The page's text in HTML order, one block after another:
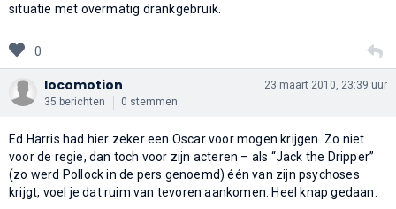
situatie met overmatig drankgebruik.
0
locomotion
35 berichten 0 stemmen
23 maart 2010, 23:39 uur
Ed Harris had hier zeker een Oscar voor mogen krijgen. Zo niet
voor de regie, dan toch voor zijn acteren – als “Jack the Dripper”
(zo werd Pollock in de pers genoemd) één van zijn psychoses
krijgt, voel je dat ruim van tevoren aankomen. Heel knap gedaan.